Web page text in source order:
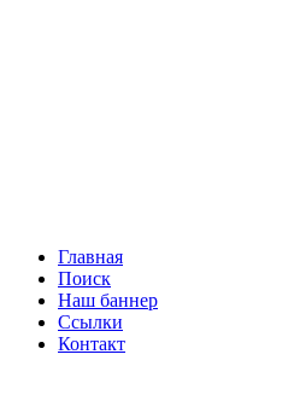
Главная
Поиск
Наш баннер
Ссылки
Контакт